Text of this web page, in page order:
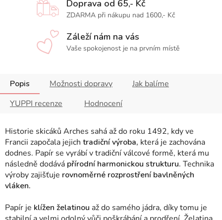
Doprava od 65,- Kč
ZDARMA při nákupu nad 1600,- Kč
Záleží nám na vás
Vaše spokojenost je na prvním místě
Popis Možnosti dopravy
Jak balíme
YUPPI recenze
Hodnocení
Historie skicáků Arches sahá až do roku 1492, kdy ve
Francii započala jejich tradiční výroba, která je zachována
dodnes. Papír se vyrábí v tradiční válcové formě, která mu
následně dodává přírodní harmonickou strukturu. Technika
výroby zajišťuje rovnoměrné rozprostření bavlněných
vláken.
Papír je klížen želatinou až do samého jádra, díky tomu je